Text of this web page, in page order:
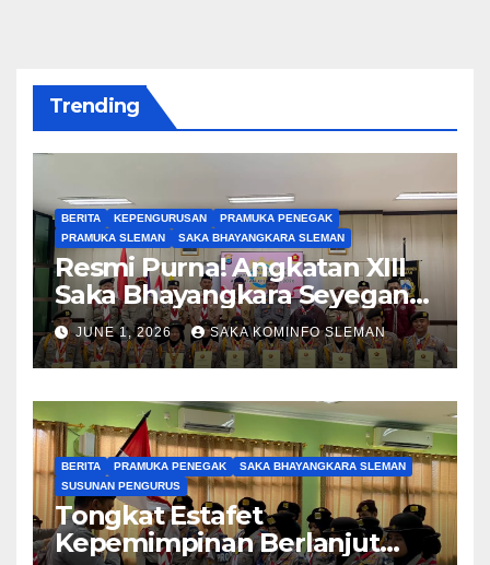
Trending
BERITA KEPENGURUSAN
PRAMUKA PENEGAK
PRAMUKA SLEMAN
SAKA BHAYANGKARA SLEMAN
Resmi Purna! Angkatan XIII
Saka Bhayangkara Seyegan
Tinggalkan Jejak
Pengabdian
JUNE 1, 2026 SAKA KOMINFO SLEMAN
BERITA PRAMUKA PENEGAK
SAKA BHAYANGKARA SLEMAN
SUSUNAN PENGURUS
Tongkat Estafet
Kepemimpinan Berlanjut